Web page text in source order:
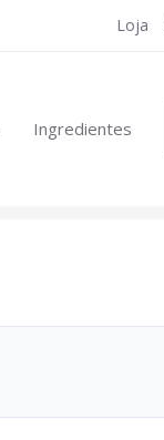
Loja
Ingredientes